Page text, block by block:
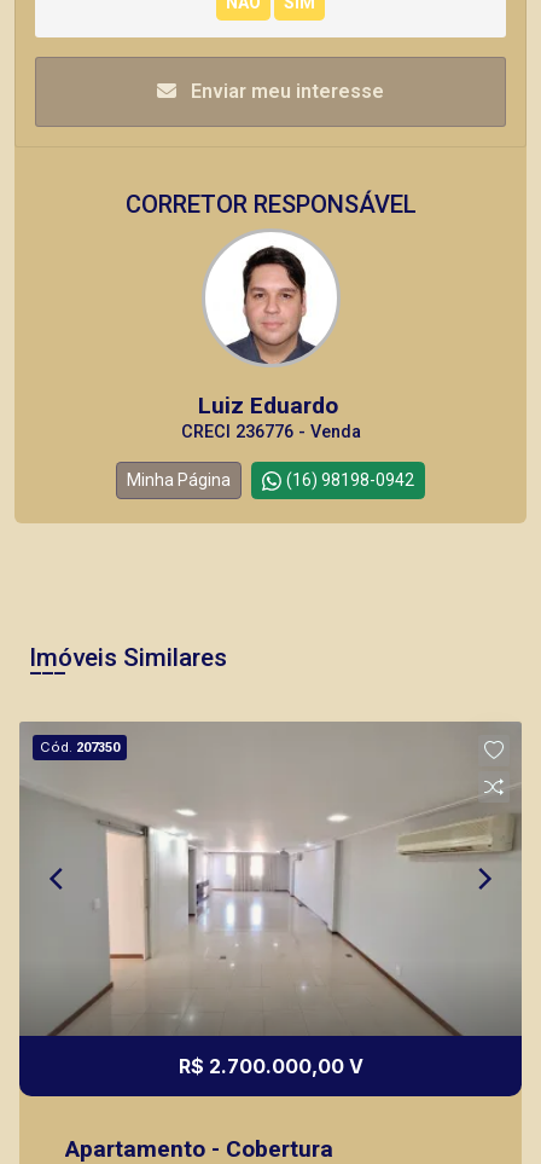
Enviar meu interesse
CORRETOR RESPONSÁVEL
Luiz Eduardo
CRECI 236776 - Venda
Minha Página (16) 98198-0942
Imóveis Similares
Cód. 207350
R$ 2.700.000,00 V
Apartamento - Cobertura